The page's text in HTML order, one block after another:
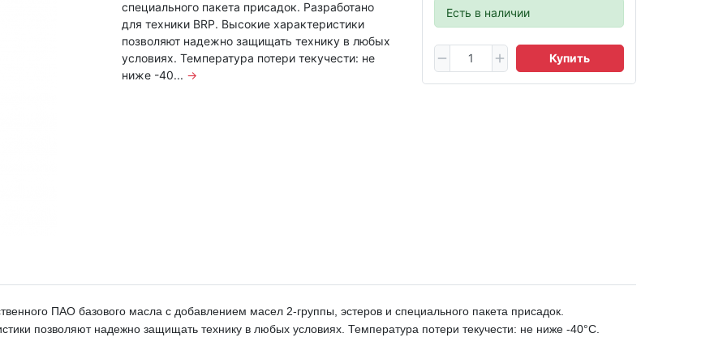
Есть в наличии
Купить
специального пакета присадок. Разработано
для техники BRP. Высокие характеристики
позволяют надежно защищать технику в любых
условиях. Температура потери текучести: не
ниже -40... →
ПАО базового масла с добавлением масел 2-группы, эстеров и специального пакета присадок.
позволяют надежно защищать технику в любых условиях. Температура потери текучести: не ниже -40°C.